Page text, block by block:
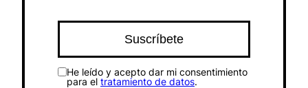
He leído y acepto dar mi consentimiento
para el tratamiento de datos.